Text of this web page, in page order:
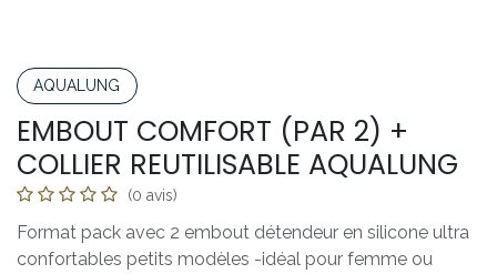
AQUALUNG
EMBOUT COMFORT (PAR 2) +
COLLIER REUTILISABLE AQUALUNG
(0 avis)
Format pack avec 2 embout détendeur en silicone ultra
confortables petits modèles -idéal pour femme ou